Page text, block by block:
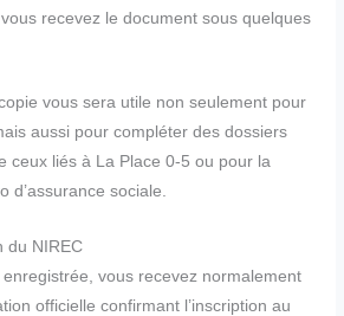
recevez le document sous quelques
vous sera utile non seulement pour
aussi pour compléter des dossiers
ceux liés à La Place 0-5 ou pour la
d’assurance sociale.
du NIREC
vous recevez normalement
officielle confirmant l’inscription au